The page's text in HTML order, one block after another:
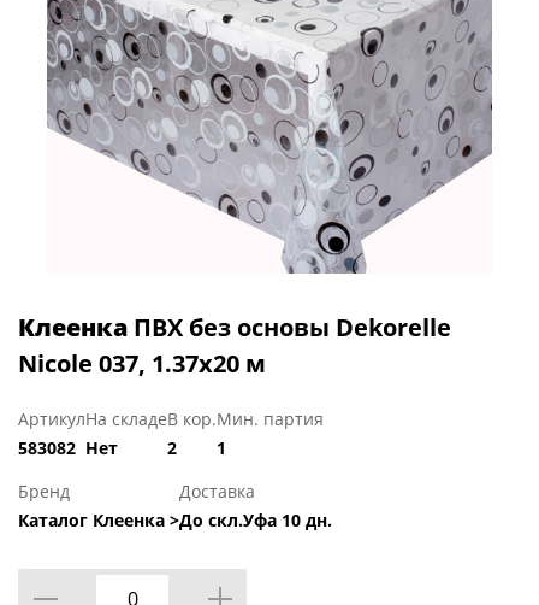
Клеенка ПВХ без основы Dekorelle
Nicole 037, 1.37x20 м
Артикул
583082
На складе
Нет
В кор.
2
Мин. партия
1
Бренд
Каталог Клеенка >
Доставка
До скл.Уфа 10 дн.